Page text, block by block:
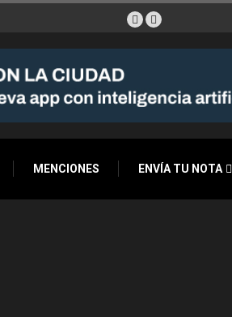
MENCIONES ENVÍA TU NOTA